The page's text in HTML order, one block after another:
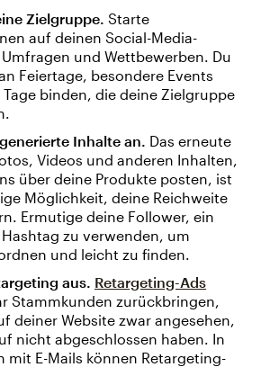
Zielgruppe. Starte
auf deinen Social-Media-
und Wettbewerben. Du
Feiertage, besondere Events
binden, die deine Zielgruppe
Inhalte an. Das erneute
Videos und anderen Inhalten,
über deine Produkte posten, ist
Möglichkeit, deine Reichweite
Ermutige deine Follower, ein
zu verwenden, um
und leicht zu finden.
aus. Retargeting-Ads
Stammkunden zurückbringen,
deiner Website zwar angesehen,
nicht abgeschlossen haben. In
mit E-Mails können Retargeting-